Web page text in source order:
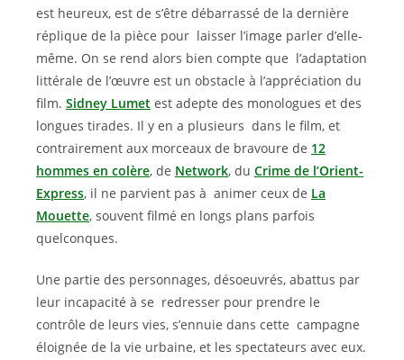
est heureux, est de s’être débarrassé de la dernière
réplique de la pièce pour laisser l’image parler d’elle-
même. On se rend alors bien compte que l’adaptation
littérale de l’œuvre est un obstacle à l’appréciation du
film. Sidney Lumet est adepte des monologues et des
longues tirades. Il y en a plusieurs dans le film, et
contrairement aux morceaux de bravoure de 12
hommes en colère, de Network, du Crime de l’Orient-
Express, il ne parvient pas à animer ceux de La
Mouette, souvent filmé en longs plans parfois
quelconques.
Une partie des personnages, désoeuvrés, abattus par
leur incapacité à se redresser pour prendre le
contrôle de leurs vies, s’ennuie dans cette campagne
éloignée de la vie urbaine, et les spectateurs avec eux.